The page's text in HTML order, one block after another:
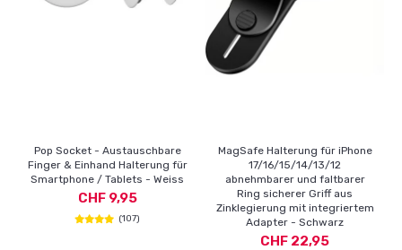
Pop Socket - Austauschbare
Finger & Einhand Halterung für
Smartphone / Tablets - Weiss
CHF 9,95
(107)
MagSafe Halterung für iPhone
17/16/15/14/13/12
abnehmbarer und faltbarer
Ring sicherer Griff aus
Zinklegierung mit integriertem
Adapter - Schwarz
CHF 22,95